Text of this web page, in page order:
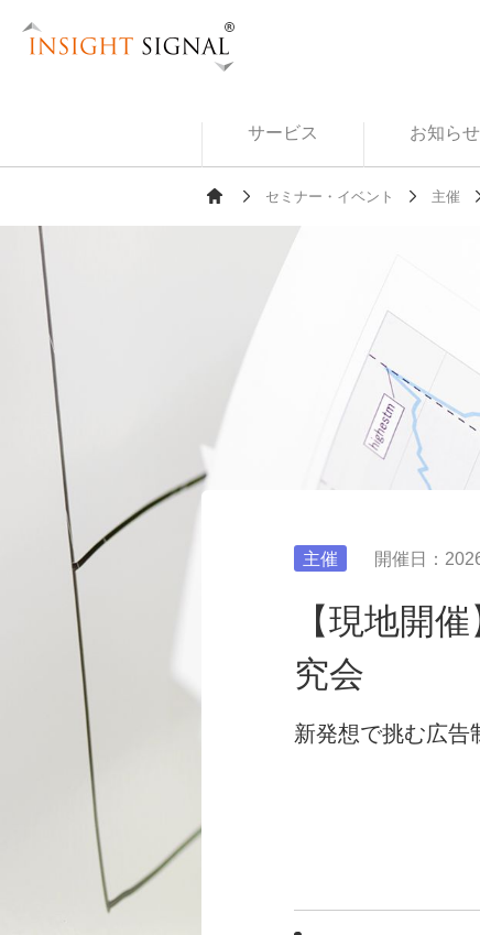
サービス お知らせ
セミナー・イベント 主催
主催 開催日：
【現地開
究会
新発想で挑む広告